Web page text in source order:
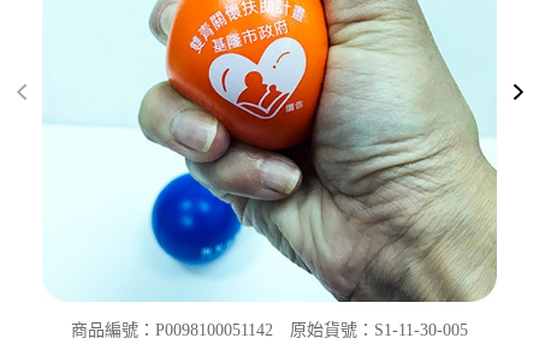
商品編號：P0098100051142 原始貨號：S1-11-30-005